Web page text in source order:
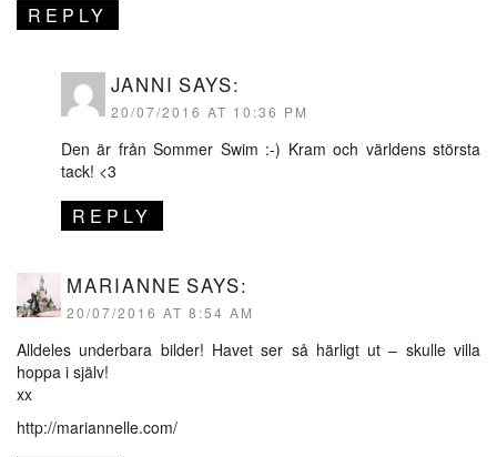
REPLY
JANNI SAYS:
20/07/2016 AT 10:36 PM
Den är från Sommer Swim :-) Kram och världens största
tack! <3
REPLY
MARIANNE SAYS:
20/07/2016 AT 8:54 AM
Alldeles underbara bilder! Havet ser så härligt ut – skulle villa
hoppa i själv!
xx
http://mariannelle.com/